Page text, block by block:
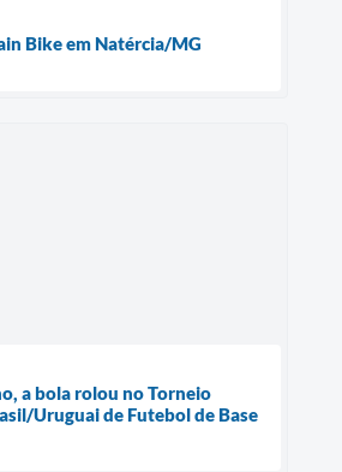
Bike em Natércia/MG
a bola rolou no Torneio
Uruguai de Futebol de Base